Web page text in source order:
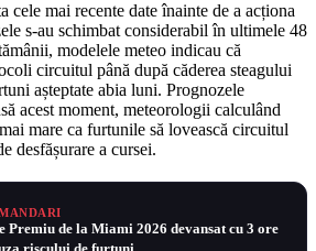
cele mai recente date înainte de a acționa
s-au schimbat considerabil în ultimele 48
modelele meteo indicau că
circuitul până după căderea steagului
așteptate abia luni. Prognozele
acest moment, meteorologii calculând
mare ca furtunile să lovească circuitul
desfășurare a cursei.
Premiu de la Miami 2026 devansat cu 3 ore